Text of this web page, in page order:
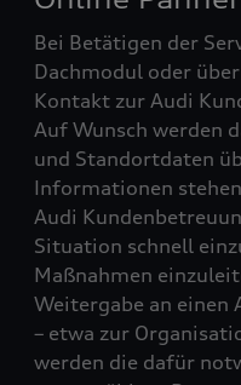
Bei Betätigen der
Dachmodul oder
Kontakt zur Audi
Auf Wunsch werden
und Standortdaten
Informationen
Audi
Situation schnell
Maßnahmen
Weitergabe an
– etwa zur
werden die dafür